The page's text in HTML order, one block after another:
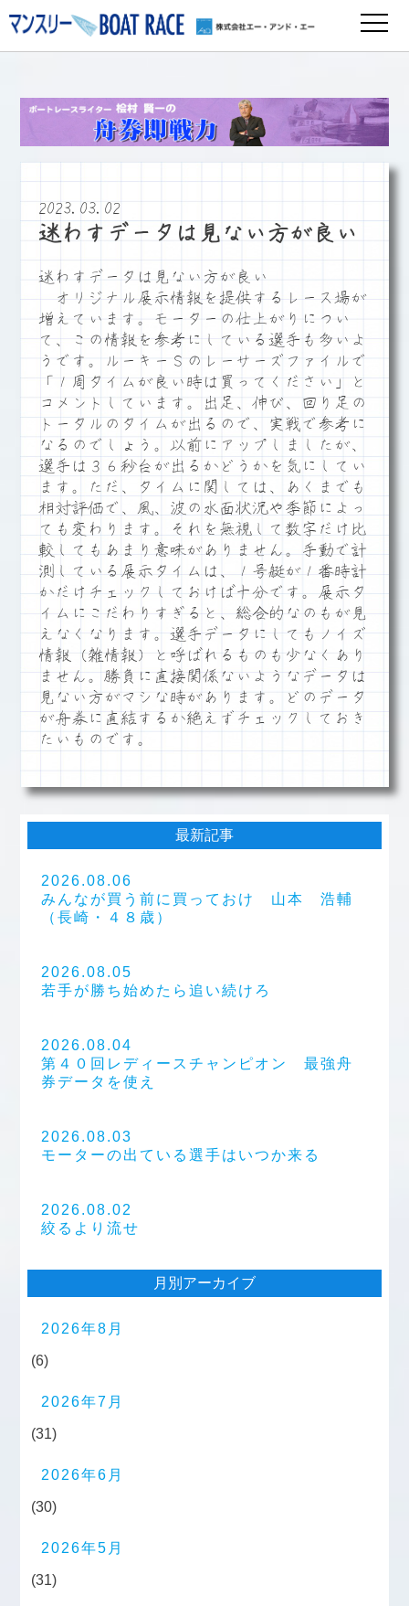
2023.03.02
迷わすデータは見ない方が良い
迷わすデータは見ない方が良い
オリジナル展示情報を提供するレース場が
増えています。モーターの仕上がりについ
て、この情報を参考にしている選手も多いよ
うです。ルーキーＳのレーサーズファイルで
「１周タイムが良い時は買ってください」と
コメントしています。出足、伸び、回り足の
トータルのタイムが出るので、実戦で参考に
なるのでしょう。以前にアップしましたが、
選手は３６秒台が出るかどうかを気にしてい
ます。ただ、タイムに関しては、あくまでも
相対評価で、風、波の水面状況や季節によっ
ても変わります。それを無視して数字だけ比
較してもあまり意味がありません。手動で計
測している展示タイムは、１号艇が１番時計
かだけチェックしておけば十分です。展示タ
イムにこだわりすぎると、総合的なのもが見
えなくなります。選手データにしてもノイズ
情報（雑情報）と呼ばれるものも少なくあり
ません。勝負に直接関係ないようなデータは
見ない方がマシな時があります。どのデータ
が舟券に直結するか絶えずチェックしておき
たいものです。
最新記事
2026.08.06
みんなが買う前に買っておけ 山本 浩輔
（長崎・４８歳）
2026.08.05
若手が勝ち始めたら追い続けろ
2026.08.04
第４０回レディースチャンピオン 最強舟
券データを使え
2026.08.03
モーターの出ている選手はいつか来る
2026.08.02
絞るより流せ
月別アーカイブ
2026年8月
(6)
2026年7月
(31)
2026年6月
(30)
2026年5月
(31)